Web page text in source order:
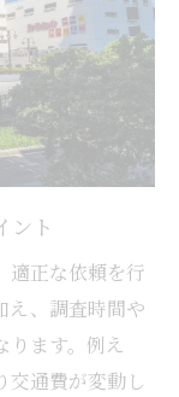
素とは何か
れる理由
手法の特徴
極め方
イント
と注意点
を判断する
ント
適正な依頼を行
え、調査時間や
ります。例え
交通費が変動し